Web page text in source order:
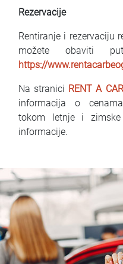
Rezervacije
Rentiranje i rezervaciju
možete obaviti
https://
Na stranici RENT A
informacija o
tokom letnje i
informacije.